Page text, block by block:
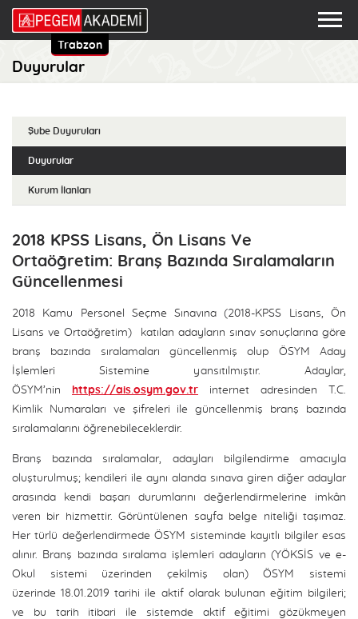
Trabzon
Duyurular
Şube Duyuruları
Duyurular
Kurum İlanları
2018 KPSS Lisans, Ön Lisans Ve
Ortaöğretim: Branş Bazında Sıralamaların
Güncellenmesi
2018 Kamu Personel Seçme Sınavına (2018-KPSS Lisans, Ön
Lisans ve Ortaöğretim) katılan adayların sınav sonuçlarına göre
branş bazında sıralamaları güncellenmiş olup ÖSYM Aday
İşlemleri Sistemine yansıtılmıştır. Adaylar,
ÖSYM’nin https://ais.osym.gov.tr internet adresinden T.C.
Kimlik Numaraları ve şifreleri ile güncellenmiş branş bazında
sıralamalarını öğrenebileceklerdir.
Branş bazında sıralamalar, adayları bilgilendirme amacıyla
oluşturulmuş; kendileri ile aynı alanda sınava giren diğer adaylar
arasında kendi başarı durumlarını değerlendirmelerine imkân
veren bir hizmettir. Görüntülenen sayfa belge niteliği taşımaz.
Her türlü değerlendirmede ÖSYM sisteminde kayıtlı bilgiler esas
alınır. Branş bazında sıralama işlemleri adayların (YÖKSİS ve e-
Okul sistemi üzerinden çekilmiş olan) ÖSYM sistemi
üzerinde 18.01.2019 tarihi ile aktif olarak bulunan eğitim bilgileri;
ve bu tarih itibari ile sistemde aktif eğitimi gözükmeyen